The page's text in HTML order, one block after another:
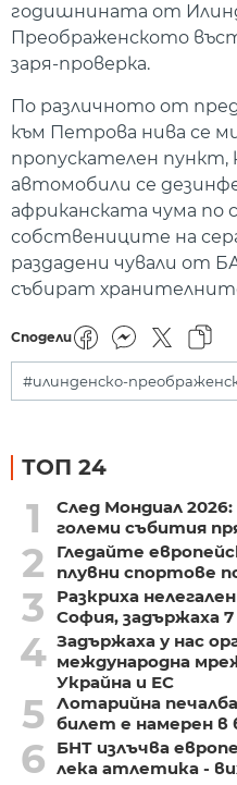
годишнината от
Преображенското
заря-проверка.
По различното от
към Петрова нива се
пропускателен пункт,
автомобили се
африканската чума по
собствениците на
раздадени чували от
събират
Сподели
#илинденско-
ТОП 24
1
След Мондиал
големи събития
2
Гледайте
плувни спортове
3
Разкриха
София, задържаха
4 Задържаха у нас
международна
Украйна и ЕС
5 Лотарийна
билет е намерен в
6
БНТ излъчва
лека атлетика -